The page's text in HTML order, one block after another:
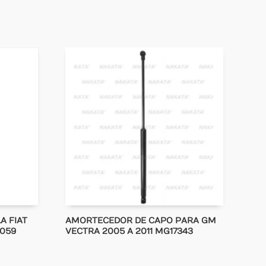
FIAT
AMORTECEDOR DE CAPO PARA GM
VECTRA 2005 A 2011 MG17343